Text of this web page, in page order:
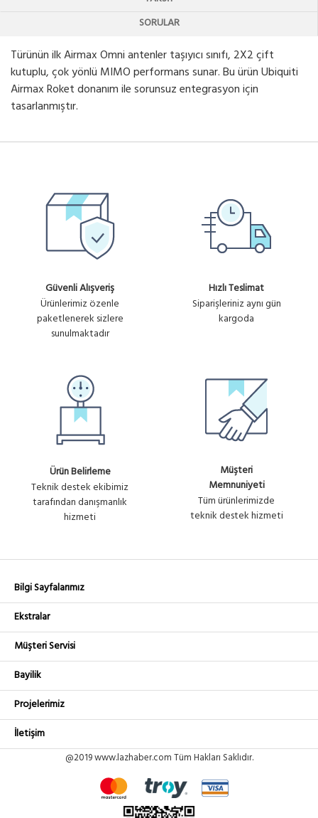
SORULAR
Türünün ilk Airmax Omni antenler taşıyıcı sınıfı, 2X2 çift
kutuplu, çok yönlü MIMO performans sunar. Bu ürün Ubiquiti
Airmax Roket donanım ile sorunsuz entegrasyon için
tasarlanmıştır.
Güvenli Alışveriş
Ürünlerimiz özenle
paketlenerek sizlere
sunulmaktadır
Hızlı Teslimat
Siparişleriniz aynı gün
kargoda
Ürün Belirleme
Teknik destek ekibimiz
tarafından danışmanlık
hizmeti
Müşteri
Memnuniyeti
Tüm ürünlerimizde
teknik destek hizmeti
Bilgi Sayfalarımız
Ekstralar
Müşteri Servisi
Bayilik
Projelerimiz
İletişim
@2019 www.lazhaber.com Tüm Hakları Saklıdır.